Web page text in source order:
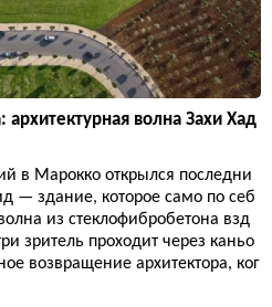
архитектурная волна Захи Хад
в Марокко открылся последни
— здание, которое само по себ
из стеклофибробетона взд
зритель проходит через каньо
возвращение архитектора, ког